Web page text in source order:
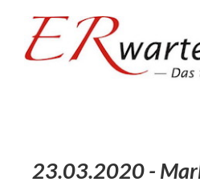
springen
23.03.2020 -